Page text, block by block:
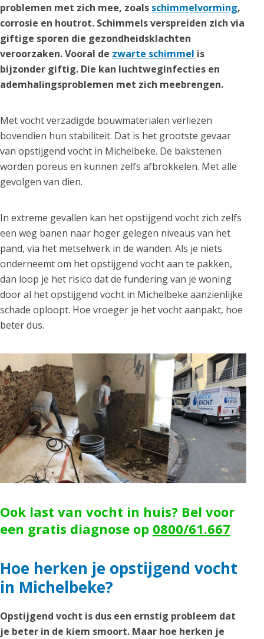
problemen met zich mee, zoals schimmelvorming,
corrosie en houtrot. Schimmels verspreiden zich via
giftige sporen die gezondheidsklachten
veroorzaken. Vooral de zwarte schimmel is
bijzonder giftig. Die kan luchtweginfecties en
ademhalingsproblemen met zich meebrengen.
Met vocht verzadigde bouwmaterialen verliezen
bovendien hun stabiliteit. Dat is het grootste gevaar
van opstijgend vocht in Michelbeke. De bakstenen
worden poreus en kunnen zelfs afbrokkelen. Met alle
gevolgen van dien.
In extreme gevallen kan het opstijgend vocht zich zelfs
een weg banen naar hoger gelegen niveaus van het
pand, via het metselwerk in de wanden. Als je niets
onderneemt om het opstijgend vocht aan te pakken,
dan loop je het risico dat de fundering van je woning
door al het opstijgend vocht in Michelbeke aanzienlijke
schade oploopt. Hoe vroeger je het vocht aanpakt, hoe
beter dus.
Ook last van vocht in huis? Bel voor
een gratis diagnose op 0800/61.667
Hoe herken je opstijgend vocht
in Michelbeke?
Opstijgend vocht is dus een ernstig probleem dat
je beter in de kiem smoort. Maar hoe herken je